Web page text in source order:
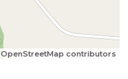
OpenStreetMap contributors